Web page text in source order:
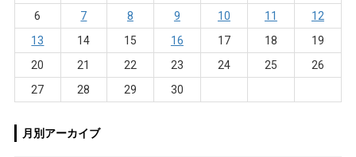
6
7 8 9 10 11
12
13
14 15 16 17 18
19
20
21 22 23 24 25
26
27
28 29 30
月別アーカイブ